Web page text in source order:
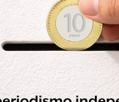
Ciudad Ixtepec, Oaxaca.
de origen cubano que
irregular, por lo que no
destino previsto”,